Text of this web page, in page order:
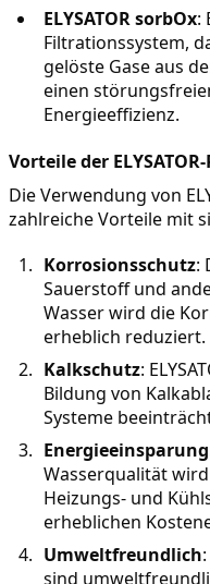
ELYSATOR sorbOx:
Filtrationssystem,
gelöste Gase aus
einen
Energieeffizienz.
Vorteile der
Die Verwendung von
zahlreiche Vorteile mit
Korrosionsschutz:
Sauerstoff und
Wasser wird die
erheblich reduziert.
Kalkschutz:
Bildung von
Systeme
Energieeinsparung
Wasserqualität
Heizungs- und
erheblichen
Umweltfreundlich
sind